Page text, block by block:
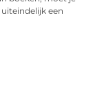
een